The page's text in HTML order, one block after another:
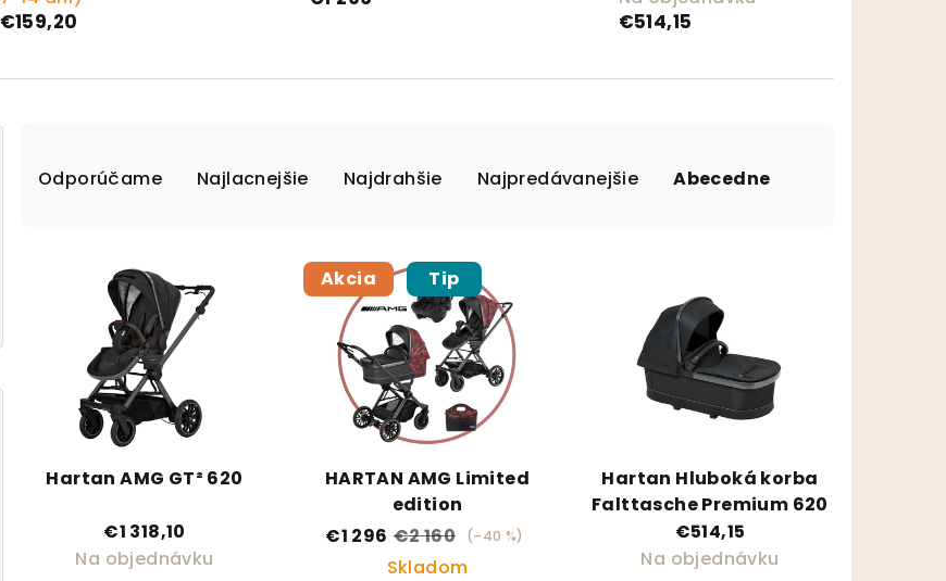
€159,20 €514,15
Odporúčame Najlacnejšie Najdrahšie Najpredávanejšie Abecedne
Výpis produktov
Hartan AMG GT² 620
€1 318,10
Na objednávku
Akcia Tip
HARTAN AMG Limited
edition
€1 296 €2 160 (–40 %)
Skladom
Hartan Hluboká korba
Falttasche Premium 620
€514,15
Na objednávku